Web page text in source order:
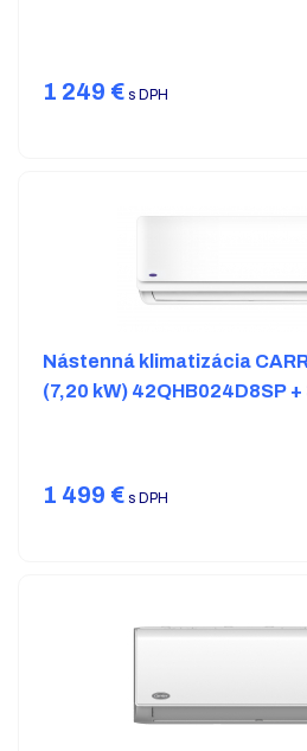
1 249 € s DPH
Nástenná klimatizácia
(7,20 kW) 42QHB024D8SP
1 499 € s DPH